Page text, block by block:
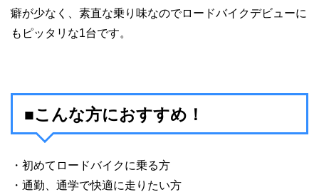
癖が少なく、素直な乗り味なのでロードバイクデビューに
もピッタリな1台です。
■こんな方におすすめ！
・初めてロードバイクに乗る方
・通勤、通学で快適に走りたい方